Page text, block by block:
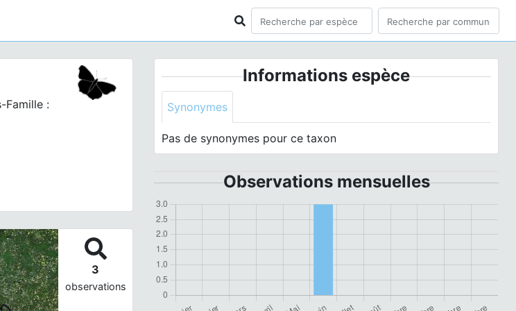
Famille :
3
observations
Informations espèce
Synonymes
Pas de synonymes pour ce taxon
Observations mensuelles